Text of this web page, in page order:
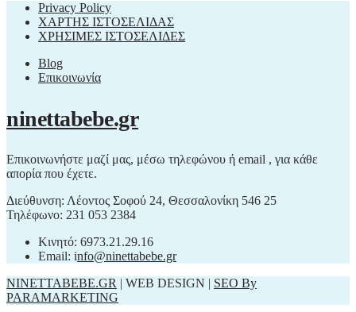
Privacy Policy
ΧΑΡΤΗΣ ΙΣΤΟΣΕΛΙΔΑΣ
ΧΡΗΣΙΜΕΣ ΙΣΤΟΣΕΛΙΔΕΣ
Blog
Επικοινωνία
ninettabebe.gr
Επικοινωνήστε μαζί μας, μέσω τηλεφώνου ή email , για κάθε
απορία που έχετε.
Διεύθυνση: Λέοντος Σοφού 24, Θεσσαλονίκη 546 25
Τηλέφωνο: 231 053 2384
Κινητό: 6973.21.29.16
Email: info@ninettabebe.gr
NINETTABEBE.GR | WEB DESIGN | SEO By
PARAMARKETING